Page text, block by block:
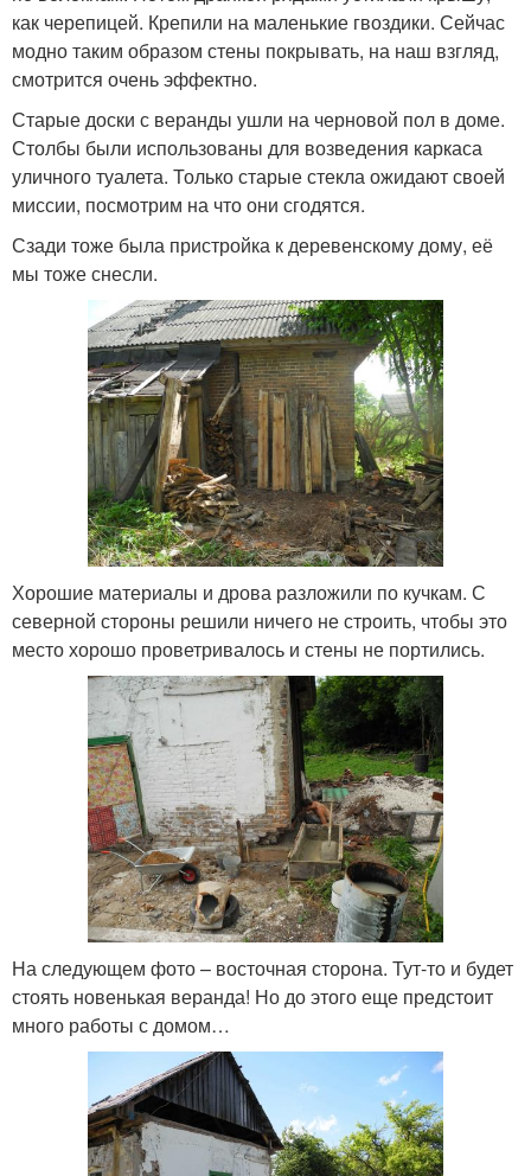
как черепицей. Крепили на маленькие гвоздики. Сейчас
модно таким образом стены покрывать, на наш взгляд,
смотрится очень эффектно.
Старые доски с веранды ушли на черновой пол в доме.
Столбы были использованы для возведения каркаса
уличного туалета. Только старые стекла ожидают своей
миссии, посмотрим на что они сгодятся.
Сзади тоже была пристройка к деревенскому дому, её
мы тоже снесли.
Хорошие материалы и дрова разложили по кучкам. С
северной стороны решили ничего не строить, чтобы это
место хорошо проветривалось и стены не портились.
На следующем фото – восточная сторона. Тут-то и будет
стоять новенькая веранда! Но до этого еще предстоит
много работы с домом…